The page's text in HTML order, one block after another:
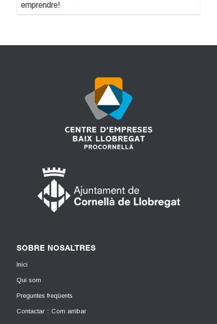
emprendre!
SOBRE NOSALTRES
Inici
Qui som
Preguntes freqüents
Contactar :: Com arribar